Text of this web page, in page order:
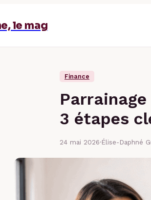
le mag
Finance
3 étapes
24 mai 2026·Élise-Daphné